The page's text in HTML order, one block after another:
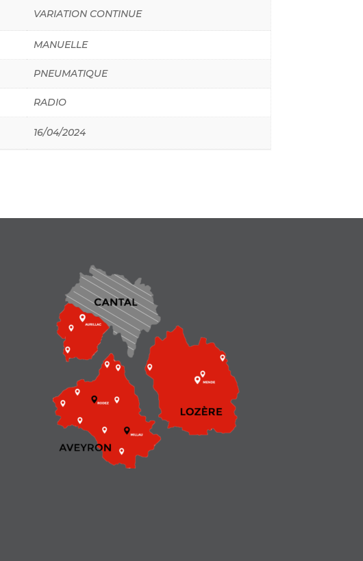
VARIATION CONTINUE
MANUELLE
PNEUMATIQUE
RADIO
16/04/2024